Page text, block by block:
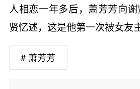
人相恋一年多后，萧芳芳向
贤忆述，这是他第一次被女友
# 萧芳芳